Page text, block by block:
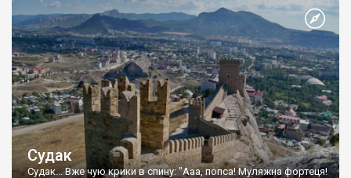
Судак
Судак... Вже чую крики в спину: "Ааа, попса! Муляжна фортеця!